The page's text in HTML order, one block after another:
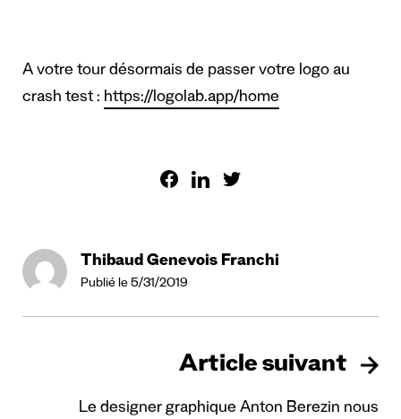
A votre tour désormais de passer votre logo au
crash test : https://logolab.app/home
Thibaud Genevois Franchi
Publié le 5/31/2019
Article suivant
Le designer graphique Anton Berezin nous